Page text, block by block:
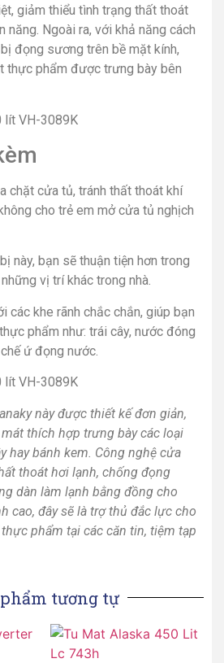
giảm thiểu tình trạng thất thoát
năng. Ngoài ra, với khả năng cách
đọng sương trên bề mặt kính,
thực phẩm được trưng bày bên
chặt cửa tủ, tránh thất thoát khí
cho trẻ em mở cửa tủ nghịch
này, bạn sẽ thuận tiện hơn trong
vị trí khác trong nhà.
các khe rãnh chắc chắn, giúp bạn
phẩm như: trái cây, nước đóng
ứ đọng nước.
này được thiết kế đơn giản,
thích hợp trưng bày các loại
hay bánh kem. Công nghệ cửa
thoát hơi lạnh, chống đọng
dàn làm lạnh bằng đồng cho
cao, đây sẽ là trợ thủ đắc lực cho
phẩm tại các căn tin, tiệm tạp
tương tự